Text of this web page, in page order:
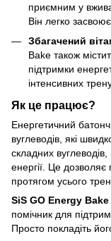
приємним у
Він легко
Збагачений
Bake також
підтримки
інтенсивних
Як це працює?
Енергетичний
вуглеводів, які
складних
енергії. Це дозволяє
протягом усього
SiS GO Energy Bake
помічник для
Просто покладіть